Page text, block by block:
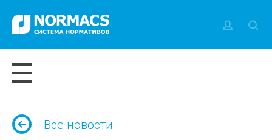
Все новости